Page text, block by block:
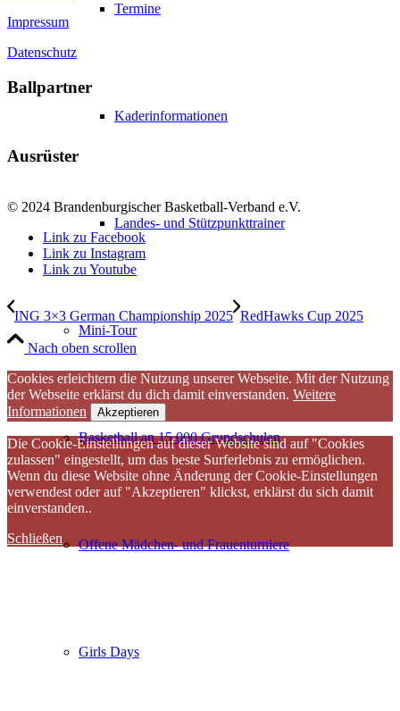
Termine
Kaderinformationen
Landes- und Stützpunkttrainer
Mini-Tour
Basketball an 15.000 Grundschulen
Offene Mädchen- und Frauenturniere
Girls Days
Impressum
Datenschutz
Ballpartner
Ausrüster
© 2024 Brandenburgischer Basketball-Verband e.V.
Link zu Facebook
Link zu Instagram
Link zu Youtube
ING 3×3 German Championship 2025 RedHawks Cup 2025
Nach oben scrollen
Cookies erleichtern die Nutzung unserer Webseite. Mit der Nutzung
der Webseite erklärst du dich damit einverstanden. Weitere
Informationen
Akzeptieren
Die Cookie-Einstellungen auf dieser Website sind auf "Cookies
zulassen" eingestellt, um das beste Surferlebnis zu ermöglichen.
Wenn du diese Website ohne Änderung der Cookie-Einstellungen
verwendest oder auf "Akzeptieren" klickst, erklärst du sich damit
einverstanden..
Schließen